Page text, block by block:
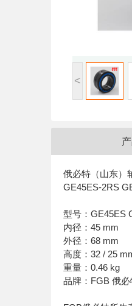
<
俄必特（山东）
GE45ES-2RS
型号：GE45ES
内径：45 mm
外径：68 mm
高度：32 / 25
重量：0.46 kg
品牌：FGB 俄必